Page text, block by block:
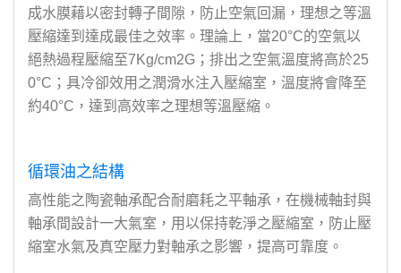
成水膜藉以密封轉子間隙，防止空氣回漏，理想之等溫
壓縮達到達成最佳之效率。理論上，當20°C的空氣以
絕熱過程壓縮至7Kg/cm2G；排出之空氣溫度將高於25
0°C；具冷卻效用之潤滑水注入壓縮室，溫度將會降至
約40°C，達到高效率之理想等溫壓縮。
循環油之結構
高性能之陶瓷軸承配合耐磨耗之平軸承，在機械軸封與
軸承間設計一大氣室，用以保持乾淨之壓縮室，防止壓
縮室水氣及真空壓力對軸承之影響，提高可靠度。